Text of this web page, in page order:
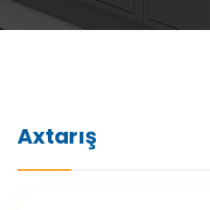
Axtarış